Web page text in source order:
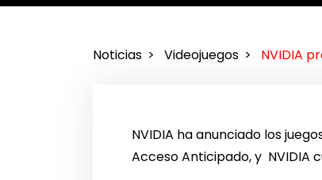
Noticias Videojuegos NVIDIA
NVIDIA ha anunciado los
Acceso Anticipado, y